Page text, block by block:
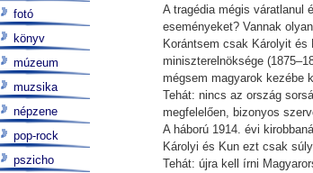
A tragédia mégis váratlanul
eseményeket? Vannak
Korántsem csak Károlyit
miniszterelnöksége
mégsem magyarok kezébe
Tehát: nincs az ország
megfelelően, bizonyos
A háború 1914. évi
Károlyi és Kun ezt csak
Tehát: újra kell írni
fotó
könyv
múzeum
muzsika
népzene
pop-rock
pszicho